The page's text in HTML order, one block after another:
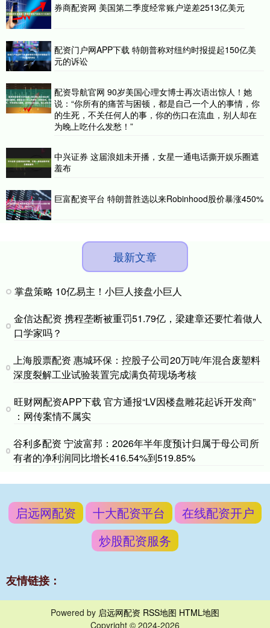
券商配资网 美国第二季度经常账户逆差2513亿美元
配资门户网APP下载 特朗普称对纽约时报提起150亿美
元的诉讼
配资导航官网 90岁美国心理女博士再次语出惊人！她
说：“你所有的痛苦与困顿，都是自己一个人的事情，你
的生死，不关任何人的事，你的伤口在流血，别人却在
为晚上吃什么发愁！”
中兴证券 这届浪姐未开播，女星一通电话撕开娱乐圈遮
羞布
巨富配资平台 特朗普胜选以来Robinhood股价暴涨450%
最新文章
掌盘策略 10亿易主！小巨人接盘小巨人
金信达配资 携程垄断被重罚51.79亿，梁建章还要忙着做人
口学家吗？
上海股票配资 惠城环保：控股子公司20万吨/年混合废塑料
深度裂解工业试验装置完成满负荷现场考核
旺财网配资APP下载 官方通报“LV因楼盘雕花起诉开发商”
：网传案情不属实
谷利多配资 宁波富邦：2026年半年度预计归属于母公司所
有者的净利润同比增长416.54%到519.85%
启远网配资 十大配资平台
在线配资开户
炒股配资服务
友情链接：
Powered by 启远网配资 RSS地图 HTML地图
Copyright © 2024-2026